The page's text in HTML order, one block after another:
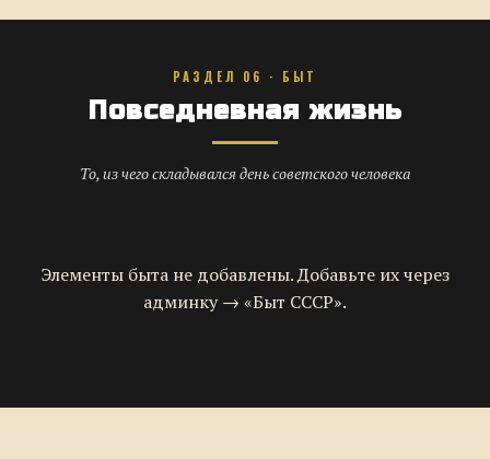
РАЗДЕЛ 06 · БЫТ
Повседневная жизнь
То, из чего складывался день советского человека
Элементы быта не добавлены. Добавьте их через
админку → «Быт СССР».